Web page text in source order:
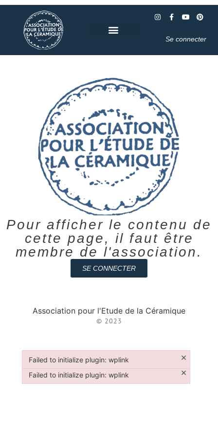
Se connecter
Pour afficher le contenu de
cette page, il faut être
membre de l'association.
SE CONNECTER
Association pour l'Etude de la Céramique
© 2023
Failed to initialize plugin: wplink ×
Failed to initialize plugin: wplink
Failed to initialize plugin: wplink ×